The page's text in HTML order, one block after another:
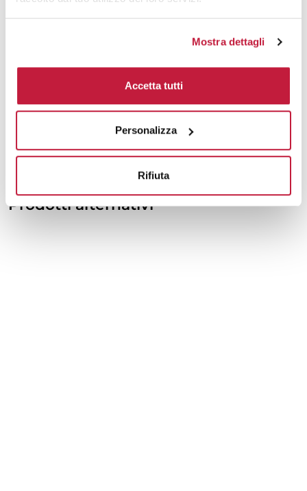
Mostra dettagli
Accetta tutti
Personalizza
Rifiuta
10000 € 18,72 € 20,94
Tecniche di stampa
Area di personalizzazione
Domande e risposte
Prodotti alternativi